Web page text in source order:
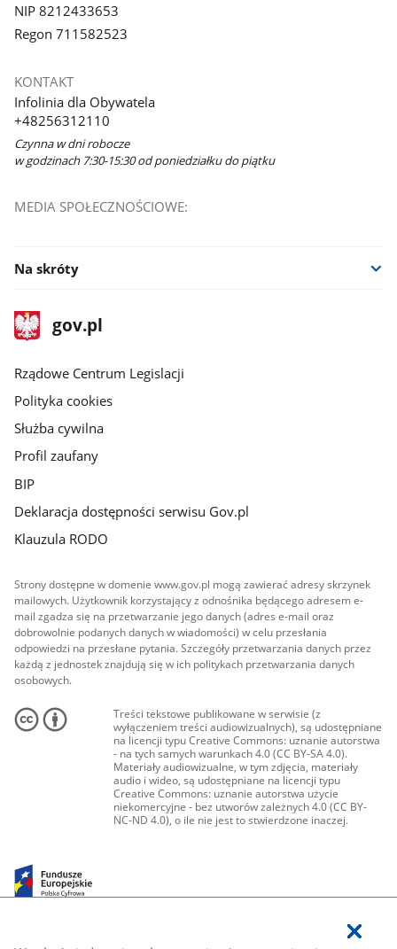
NIP 8212433653
Regon 711582523
KONTAKT
Infolinia dla Obywatela
+48256312110
Czynna w dni robocze
w godzinach 7:30-15:30 od poniedziałku do piątku
MEDIA SPOŁECZNOŚCIOWE:
Na skróty
stopka
gov.plStrona
gov.pl
Rządowe Centrum Legislacji
Polityka cookies
Służba cywilna
Profil zaufany
BIP
Deklaracja dostępności serwisu Gov.pl
Klauzula RODO
Strony dostępne w domenie www.gov.pl mogą zawierać adresy skrzynek
mailowych. Użytkownik korzystający z odnośnika będącego adresem e-
mail zgadza się na przetwarzanie jego danych (adres e-mail oraz
dobrowolnie podanych danych w wiadomości) w celu przesłania
odpowiedzi na przesłane pytania. Szczegóły przetwarzania danych przez
każdą z jednostek znajdują się w ich politykach przetwarzania danych
osobowych.
Treści tekstowe publikowane w serwisie (z
wyłączeniem treści audiowizualnych), są udostępniane
na licencji typu Creative Commons: uznanie autorstwa
- na tych samych warunkach 4.0 (CC BY-SA 4.0).
Materiały audiowizualne, w tym zdjęcia, materiały
audio i wideo, są udostępniane na licencji typu
Creative Commons: uznanie autorstwa użycie
niekomercyjne - bez utworów zależnych 4.0 (CC BY-
NC-ND 4.0), o ile nie jest to stwierdzone inaczej.